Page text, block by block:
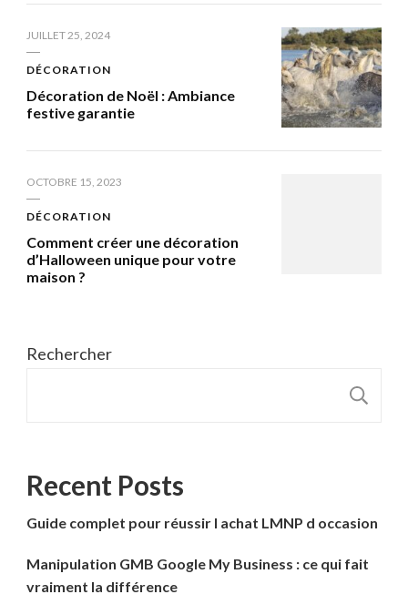
JUILLET 25, 2024
DÉCORATION
Décoration de Noël : Ambiance
festive garantie
OCTOBRE 15, 2023
DÉCORATION
Comment créer une décoration
d’Halloween unique pour votre
maison ?
Rechercher
Recent Posts
Guide complet pour réussir l achat LMNP d occasion
Manipulation GMB Google My Business : ce qui fait
vraiment la différence